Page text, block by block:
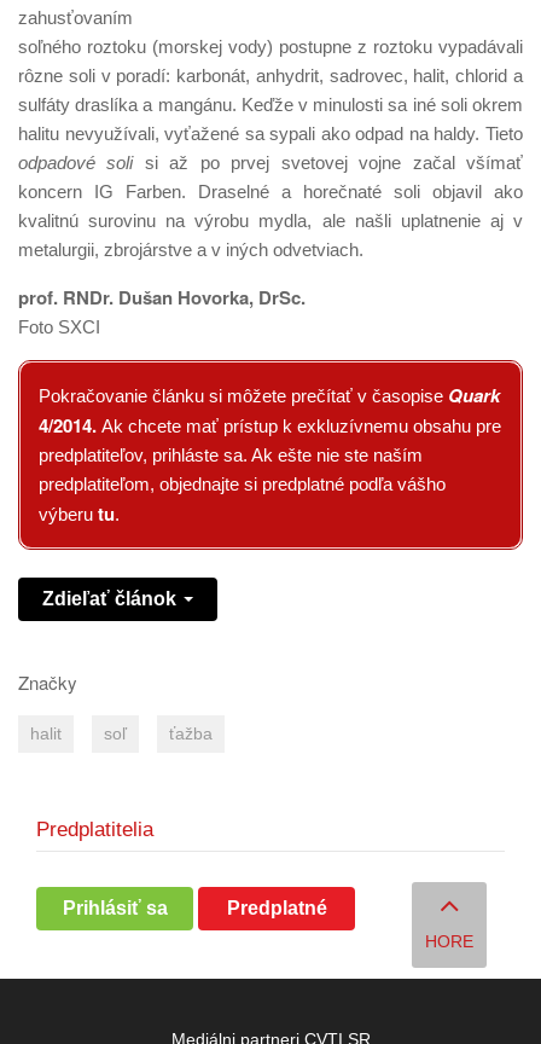
zahusťovaním
soľného roztoku (morskej vody) postupne z roztoku vypadávali
rôzne soli v poradí: karbonát, anhydrit, sadrovec, halit, chlorid a
sulfáty draslíka a mangánu. Keďže v minulosti sa iné soli okrem
halitu nevyužívali, vyťažené sa sypali ako odpad na haldy. Tieto
odpadové solisi až po prvej svetovej vojne začal všímať
koncern IG Farben. Draselné a horečnaté soli objavil ako
kvalitnú surovinu na výrobu mydla, ale našli uplatnenie aj v
metalurgii, zbrojárstve a v iných odvetviach.
prof. RNDr. Dušan Hovorka, DrSc.
Foto SXCI
Pokračovanie článku si môžete prečítať v časopise Quark
4/2014. Ak chcete mať prístup k exkluzívnemu obsahu pre
predplatiteľov, prihláste sa. Ak ešte nie ste naším
predplatiteľom, objednajte si predplatné podľa vášho
výberu tu.
Zdieľať článok
Značky
halit soľ ťažba
Predplatitelia
Prihlásiť sa Predplatné
HORE
Mediálni partneri CVTI SR